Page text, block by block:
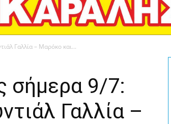
Γαλλία – Μαρόκο και...
σήμερα 9/7:
Γαλλία –